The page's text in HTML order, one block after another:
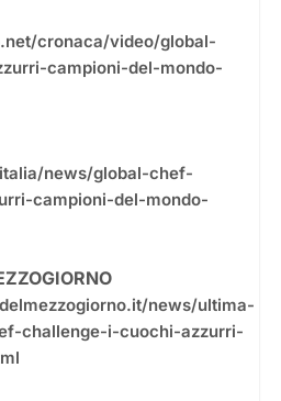
cronaca/video/global-
campioni-del-mondo-
news/global-chef-
campioni-del-mondo-
news/ultima-
challenge-i-cuochi-azzurri-